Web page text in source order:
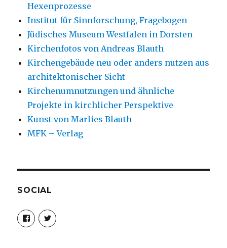
Hexenprozesse
Institut für Sinnforschung, Fragebogen
Jüdisches Museum Westfalen in Dorsten
Kirchenfotos von Andreas Blauth
Kirchengebäude neu oder anders nutzen aus
architektonischer Sicht
Kirchenumnutzungen und ähnliche
Projekte in kirchlicher Perspektive
Kunst von Marlies Blauth
MFK – Verlag
SOCIAL
Profil
von
christoph.fleischer1
Profil
von